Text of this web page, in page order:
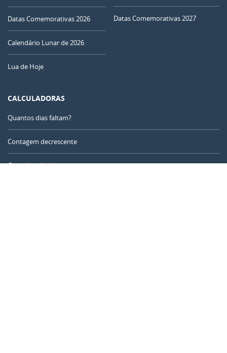
Datas Comemorativas 2026
Calendário Lunar de 2026
Lua de Hoje
Datas Comemorativas 2027
CALCULADORAS
Quantos dias faltam?
Contagem decrescente
Contador de dias